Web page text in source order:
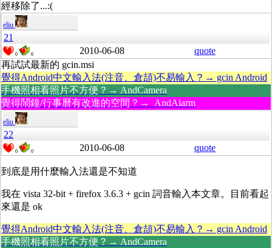
經移除了...:(
eliu
21
0 0 2010-06-08
quote
再試試最新的 gcin.msi
覺得Android中文輸入法(注音、倉頡)不易輸入？→ gcin Android
手機照相看照片不方便？→ AndCamera
覺得鬧鐘/行事曆有改進的空間？→ AndAlarm
eliu
22
0 0 2010-06-08 quote
到底是用什麼輸入法還是不知道
我在 vista 32-bit + firefox 3.6.3 + gcin 詞音輸入本文章。目前看起
來還是 ok
覺得Android中文輸入法(注音、倉頡)不易輸入？→ gcin Android
手機照相看照片不方便？→ AndCamera